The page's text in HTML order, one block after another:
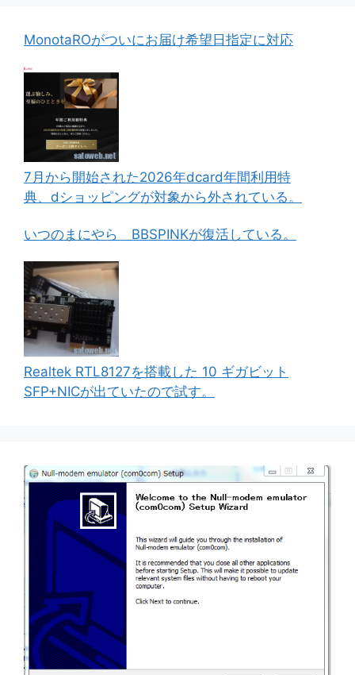
MonotaROがついにお届け希望日指定に対応
7月から開始された2026年dcard年間利用特
典、dショッピングが対象から外されている。
いつのまにやら BBSPINKが復活している。
Realtek RTL8127を搭載した 10 ギガビット
SFP+NICが出ていたので試す。